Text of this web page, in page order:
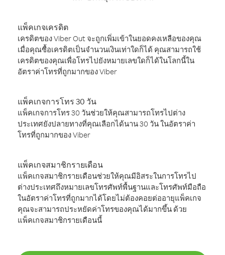
แพ็คเกจเครดิต
เครดิตของ Viber Out จะถูกเพิ่มเข้าในยอดคงเหลือของคุณ
เมื่อคุณซื้อเครดิตเป็นจำนวนเงินเท่าใดก็ได้ คุณสามารถใช้
เครดิตของคุณเพื่อโทรไปยังหมายเลขใดก็ได้ในโลกนี้ใน
อัตราค่าโทรที่ถูกมากของ Viber
แพ็คเกจการโทร 30 วัน
แพ็คเกจการโทร 30 วันช่วยให้คุณสามารถโทรไปต่าง
ประเทศยังปลายทางที่คุณเลือกได้นาน 30 วัน ในอัตราค่า
โทรที่ถูกมากของ Viber
แพ็คเกจสมาชิกรายเดือน
แพ็คเกจสมาชิกรายเดือนช่วยให้คุณมีอิสระในการโทรไป
ต่างประเทศถึงหมายเลขโทรศัพท์พื้นฐานและโทรศัพท์มือถือ
ในอัตราค่าโทรที่ถูกมากได้โดยไม่ต้องคอยต่ออายุแพ็คเกจ
คุณจะสามารถประหยัดค่าโทรของคุณได้มากขึ้น ด้วย
แพ็คเกจสมาชิกรายเดือนนี้